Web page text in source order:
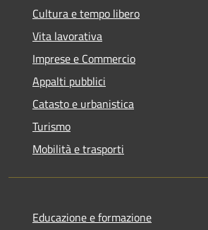
Cultura e tempo libero
Vita lavorativa
Imprese e Commercio
Appalti pubblici
Catasto e urbanistica
Turismo
Mobilità e trasporti
Educazione e formazione